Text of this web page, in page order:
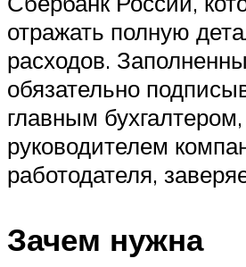
отражать полную
расходов.
обязательно
главным бухгалтером,
руководителем
работодателя,
Зачем нужна